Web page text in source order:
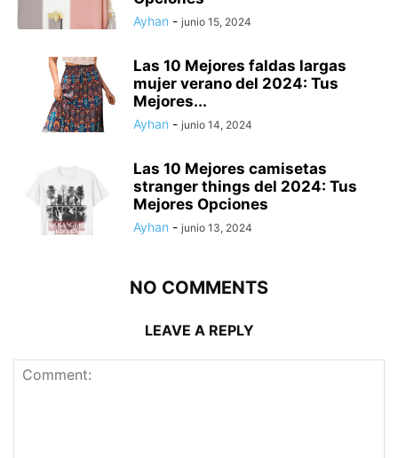
Ayhan - junio 15, 2024
Las 10 Mejores faldas largas
mujer verano del 2024: Tus
Mejores...
Ayhan - junio 14, 2024
Las 10 Mejores camisetas
stranger things del 2024: Tus
Mejores Opciones
Ayhan - junio 13, 2024
NO COMMENTS
LEAVE A REPLY